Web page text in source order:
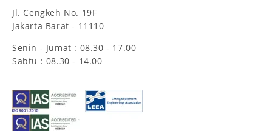
Jl. Cengkeh No. 19F
Jakarta Barat - 11110
Senin - Jumat : 08.30 - 17.00
Sabtu : 08.30 - 14.00